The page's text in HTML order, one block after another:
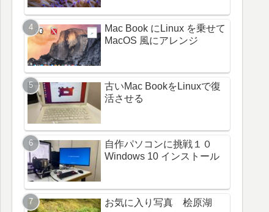
Mac Book にLinux を乗せて
MacOS 風にアレンジ
古いMac BookをLinuxで復
活させる
自作パソコンに挑戦１０
Windows 10 インストール
お気に入り写真 桧原湖